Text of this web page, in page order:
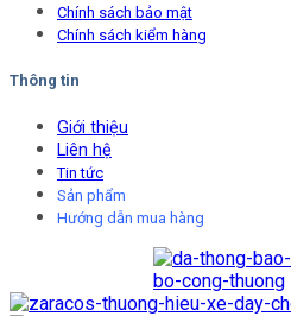
Chính sách bảo mật
Chính sách kiểm hàng
Thông tin
Giới thiệu
Liên hệ
Tin tức
Sản phẩm
Hướng dẫn mua hàng